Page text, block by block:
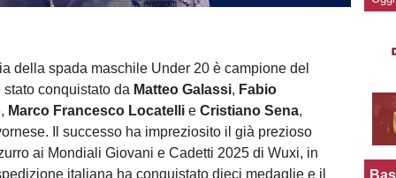
della spada maschile Under 20 è campione del
stato conquistato da Matteo Galassi, Fabio
, Marco Francesco LocatellieCristiano Sena,
Il successo ha impreziosito il già prezioso
ai Mondiali Giovani e Cadetti 2025 di Wuxi, in
italiana ha conquistato dieci medaglie e il